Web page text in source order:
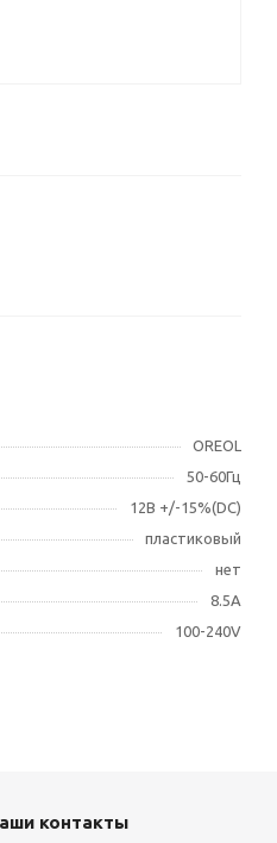
OREOL
50-60Гц
12В +/-15%(DC)
пластиковый
нет
8.5A
100-240V
контакты